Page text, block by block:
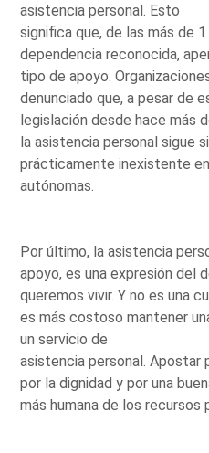
asistencia personal. Esto
significa que, de las más de
dependencia reconocida,
tipo de apoyo.
denunciado que, a pesar de
legislación desde hace más
la asistencia personal sigue
prácticamente inexistente
autónomas.
Por último, la asistencia
apoyo, es una expresión del
queremos vivir. Y no es una
es más costoso mantener
un servicio de
asistencia personal.
por la dignidad y por una
más humana de los recursos